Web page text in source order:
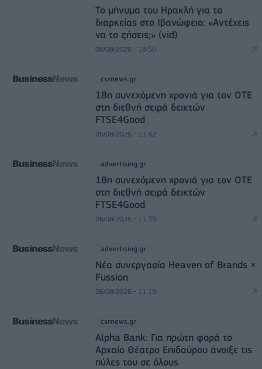
Το μήνυμα του Ηρακλή για τα
διαρκείας στο Ιβανώφειο: «Αντέχεις
να το ζήσεις;» (vid)
06/08/2026 - 18:56
csrnews.gr
18η συνεχόμενη χρονιά για τον ΟΤΕ
στη διεθνή σειρά δεικτών
FTSE4Good
06/08/2026 - 11:42
advertising.gr
18η συνεχόμενη χρονιά για τον ΟΤΕ
στη διεθνή σειρά δεικτών
FTSE4Good
06/08/2026 - 11:39
advertising.gr
Νέα συνεργασία Heaven of Brands ×
Fussion
06/08/2026 - 11:19
csrnews.gr
Alpha Bank: Για πρώτη φορά το
Αρχαίο Θέατρο Επιδαύρου άνοιξε τις
πύλες του σε όλους